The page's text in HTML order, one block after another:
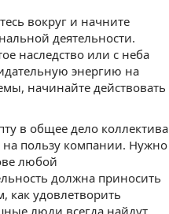
вокруг и начните
деятельности.
наследство или с неба
энергию на
начинайте действовать
в общее дело коллектива
пользу компании. Нужно
любой
должна приносить
как удовлетворить
люди всегда найдут